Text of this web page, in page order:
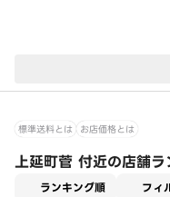
標準送料とは お店価格とは
上延町菅 付近の店舗ラ
ランキング順 フィ